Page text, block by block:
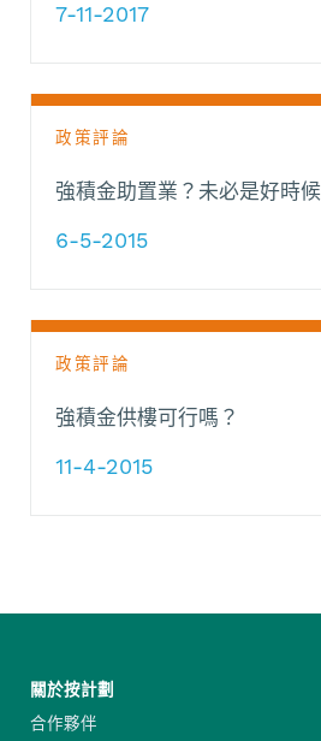
7-11-2017
政策評論
強積金助置業？未必是好時候
6-5-2015
政策評論
強積金供樓可行嗎？
11-4-2015
關於按計劃
合作夥伴